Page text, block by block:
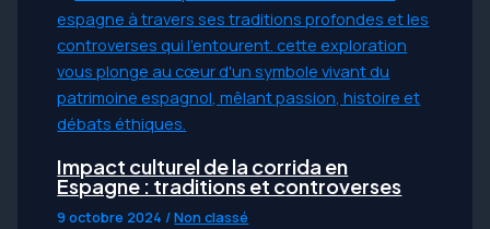
Impact culturel de la corrida en
Espagne : traditions et controverses
9 octobre 2024 /Non classé